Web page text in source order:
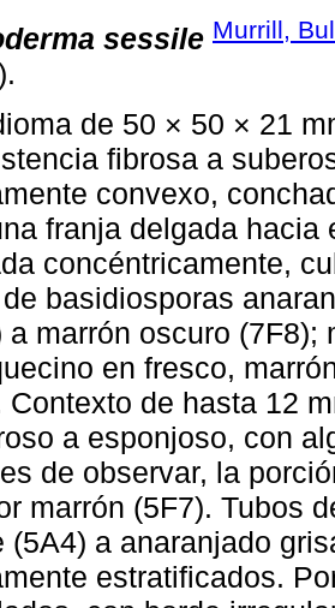
sessile Murrill,
de 50 × 50 × 21
fibrosa a
convexo,
franja delgada
concéntricamente,
basidiosporas
a marrón oscuro
en fresco,
Contexto de hasta 12
a esponjoso, con
de observar, la
marrón (5F7). Tubos
(5A4) a anaranjado
estratificados.